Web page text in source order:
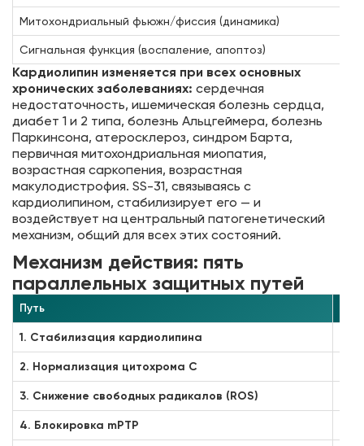
Митохондриальный фьюжн/фиссия (динамика)
Сигнальная функция (воспаление, апоптоз)
Кардиолипин изменяется при всех основных
хронических заболеваниях: сердечная
недостаточность, ишемическая болезнь сердца,
диабет 1 и 2 типа, болезнь Альцгеймера, болезнь
Паркинсона, атеросклероз, синдром Барта,
первичная митохондриальная миопатия,
возрастная саркопения, возрастная
макулодистрофия. SS-31, связываясь с
кардиолипином, стабилизирует его — и
воздействует на центральный патогенетический
механизм, общий для всех этих состояний.
Механизм действия: пять
параллельных защитных путей
Путь
1. Стабилизация кардиолипина
2. Нормализация цитохрома С
3. Снижение свободных радикалов (ROS)
4. Блокировка mPTP